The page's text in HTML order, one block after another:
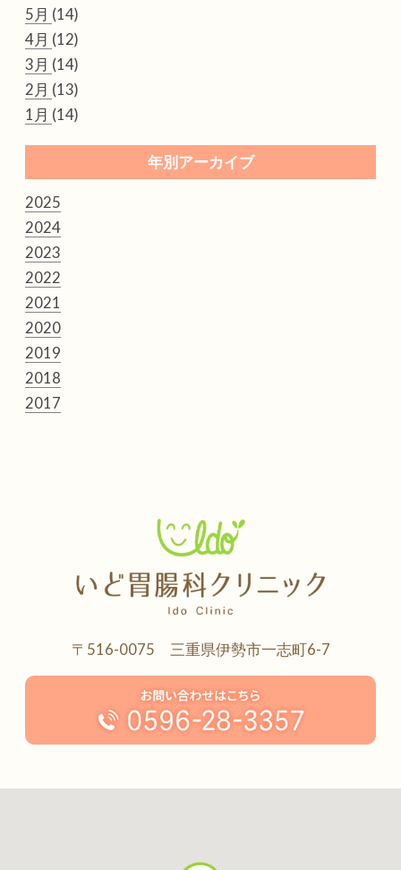
5月 (14)
4月 (12)
3月 (14)
2月 (13)
1月 (14)
年別アーカイブ
2025
2024
2023
2022
2021
2020
2019
2018
2017
〒516-0075 三重県伊勢市一志町6-7